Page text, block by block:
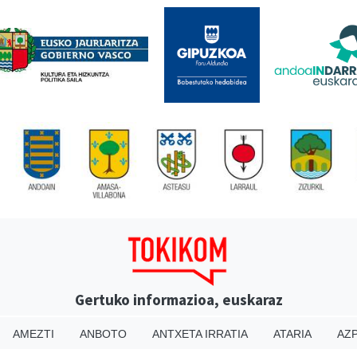
Gertuko informazioa, euskaraz
AMEZTI ANBOTO ANTXETA IRRATIA ATARIA